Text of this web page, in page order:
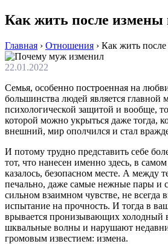
Как жить после измены
Главная › Отношения › Как жить
22.01.2022
Семья, особенно построенная на
большинства людей является главной
психологической защитой и вообще,
которой можно укрыться даже тогда,
внешний, мир ополчился и стал
И потому трудно представить себе
тот, что нанесен именно здесь, в
казалось, безопасном месте. А между
печально, даже самые нежные пары и
сильном взаимном чувстве, не всегда
испытание на прочность. И тогда в
врывается пронизывающих холодный
шквальные волны и нарушают
громовым известием: измена.